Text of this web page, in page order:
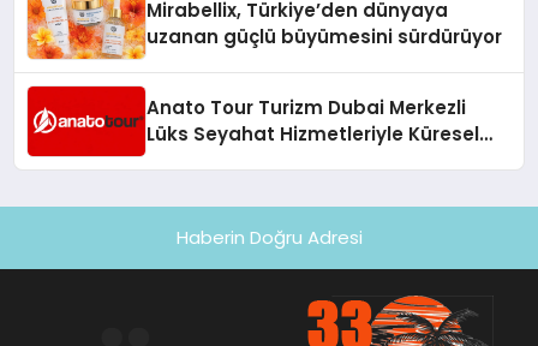
Mirabellix, Türkiye’den dünyaya
uzanan güçlü büyümesini sürdürüyor
Anato Tour Turizm Dubai Merkezli
Lüks Seyahat Hizmetleriyle Küresel
Haberin Doğru Adresi